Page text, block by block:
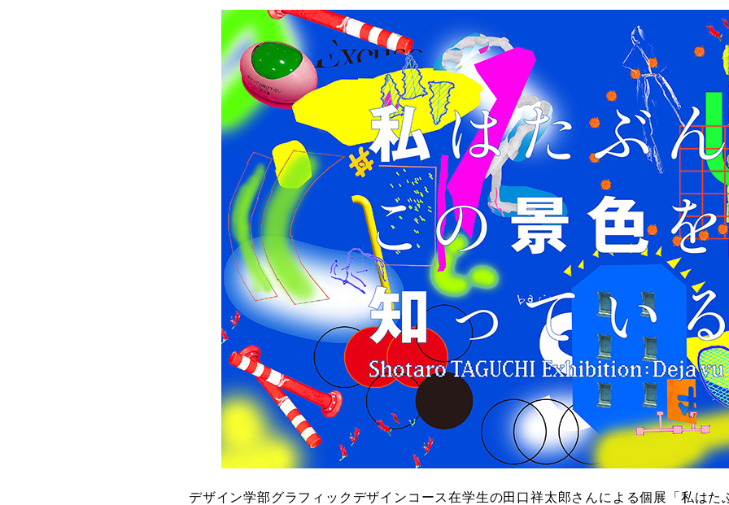
グラフィックデザインコース
デジタルクリエイションコース
プロダクトデザイン学科
マンガ学部
ストーリーマンガコース
新世代マンガコース
キャラクターデザインコース
アニメーションコース
芸術研究科
デザイン研究科
マンガ研究科
人文学研究科
デザイン学部グラフィックデザインコース在学生の田口祥太郎さんによる個展「私はた